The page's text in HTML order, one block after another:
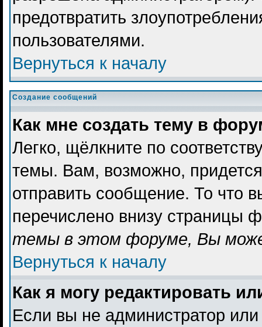
предотвратить
пользователями.
Вернуться к началу
Создание сообщений
Как мне создать тему в
Легко, щёлкните по
темы. Вам, возможно,
отправить сообщение. То что
перечислено внизу страницы
темы в этом форуме, Вы
Вернуться к началу
Как я могу редактировать
Если вы не администратор